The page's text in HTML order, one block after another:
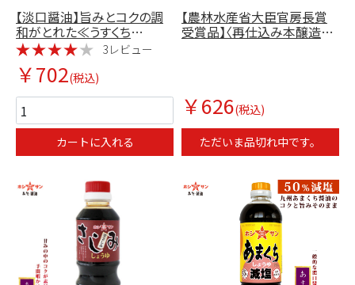
【淡口醤油】旨みとコクの調
和がとれた≪うすくち
750ml≫【九州くまもとの老
舗ホシサン醤油】
3レビュー
￥702(税込)
カートに入れる
【農林水産省大臣官房長賞
受賞品】〈再仕込み本醸造し
￥626(税込)
ただいま品切れ中です。